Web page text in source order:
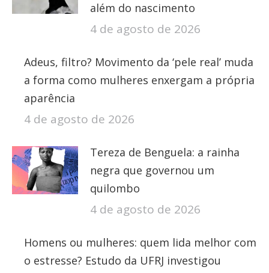
além do nascimento
4 de agosto de 2026
Adeus, filtro? Movimento da ‘pele real’ muda
a forma como mulheres enxergam a própria
aparência
4 de agosto de 2026
Tereza de Benguela: a rainha
negra que governou um
quilombo
4 de agosto de 2026
Homens ou mulheres: quem lida melhor com
o estresse? Estudo da UFRJ investigou